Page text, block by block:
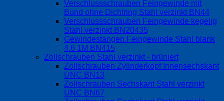
Verschlussschrauben Feingewinde mit
Bund ohne Dichtring Stahl verzinkt BN44
Verschlussschrauben Feingewinde kegelig
Stahl verzinkt BN20435
Gewindestangen Feingewinde Stahl blank
4.6 1M BN415
Zollschrauben Stahl verzinkt - brüniert
Zollschrauben Zylinderkopf Innensechskant
UNC BN13
Zollschrauben Sechskant Stahl verzinkt
UNC BN67